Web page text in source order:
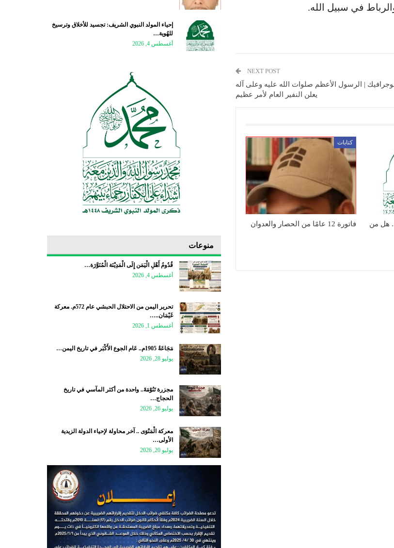
في سبيل الله.
NEXT POST
| الرسول الأعظم صلوات الله عليه وعلى آله
يعلن النفير العام لأمر عظيم
هل من
كتابات
فاتورة 12 عامًا من الحصار والعدوان
إحياء المولد النبوي الشريف: تجسيد للأخلاق وترسيخ
للهُوية…
أغسطس 4, 2026
منوعات
قُدُومُ أَهْلِ الْيَمَن إِلَى الْمَدِيْنَة الْمُنَوَّرَة…
أغسطس 4, 2026
تحرير اليمن من الاحتلال الحبشي عام 572م. معركة
غَيْمَان..…
أغسطس 1, 2026
مَجَاعَةُ 1905م.. عَام الجوع الأَكْبَر في تاريخ اليمن…
يوليو 28, 2026
مجزرة تَنُوْمَةَ.. واحدة من أكثر المآسي في تاريخ
الحجاج…
يوليو 26, 2026
معركة الْمَنْوَى .. آخر محاولة لإحياء الدولة الزيدية
الأولى…
يوليو 20, 2026